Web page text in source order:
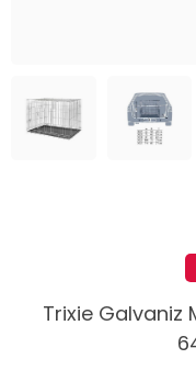
Trixie Galvaniz